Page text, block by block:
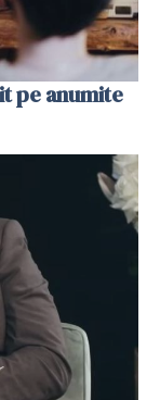
pe anumite